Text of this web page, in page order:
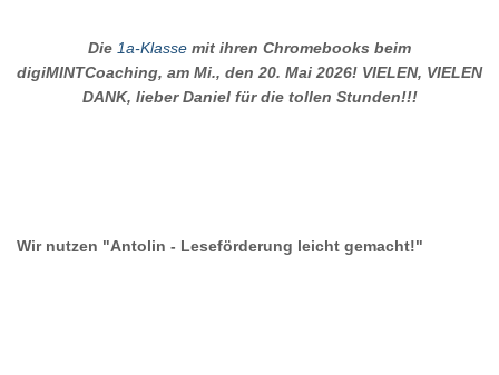
Die 1a-Klasse mit ihren Chromebooks beim
digiMINTCoaching, am Mi., den 20. Mai 2026! VIELEN, VIELEN
DANK, lieber Daniel für die tollen Stunden!!!
Wir nutzen "Antolin - Leseförderung leicht gemacht!"